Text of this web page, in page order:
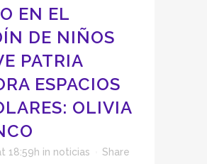
EN EL
DE NIÑOS
PATRIA
ESPACIOS
OLIVIA
18:59h in noticias Share